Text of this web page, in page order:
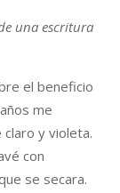
una escritura
el beneficio
me
y violeta.
con
se secara.